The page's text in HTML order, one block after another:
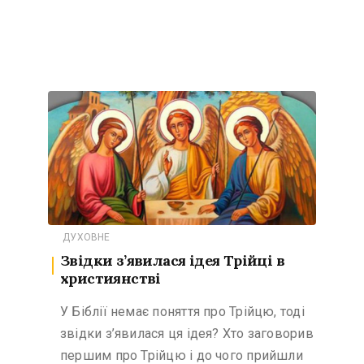
ДУХОВНЕ
Звідки з’явилася ідея Трійці в
християнстві
У Біблії немає поняття про Трійцю, тоді
звідки з’явилася ця ідея? Хто заговорив
першим про Трійцю і до чого прийшли